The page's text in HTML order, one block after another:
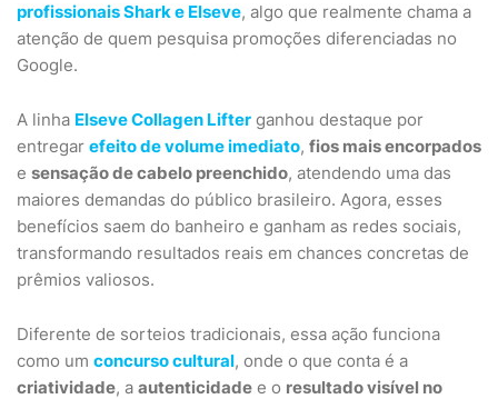
profissionais Shark e Elseve, algo que realmente chama a
atenção de quem pesquisa promoções diferenciadas no
Google.
A linha Elseve Collagen Lifter ganhou destaque por
entregar efeito de volume imediato, fios mais encorpados
e sensação de cabelo preenchido, atendendo uma das
maiores demandas do público brasileiro. Agora, esses
benefícios saem do banheiro e ganham as redes sociais,
transformando resultados reais em chances concretas de
prêmios valiosos.
Diferente de sorteios tradicionais, essa ação funciona
como um concurso cultural, onde o que conta é a
criatividade, a autenticidade e o resultado visível no